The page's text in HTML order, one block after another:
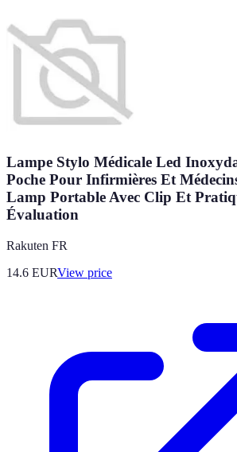
Lampe Stylo Médicale Led
Poche Pour Infirmières Et
Lamp Portable Avec Clip Et
Évaluation
Rakuten FR
14.6 EURView price